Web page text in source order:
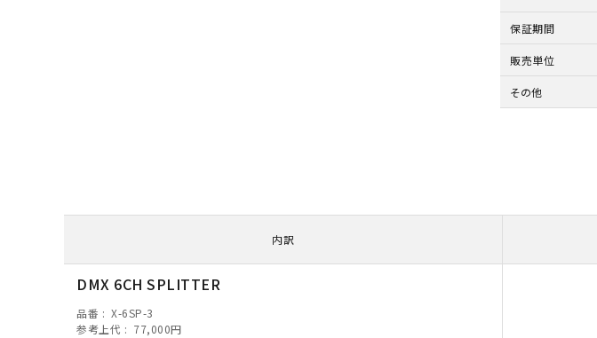
保証期間
販売単位
その他
内訳
DMX 6CH SPLITTER
品番
X-6SP-3
参考上代
77,000円